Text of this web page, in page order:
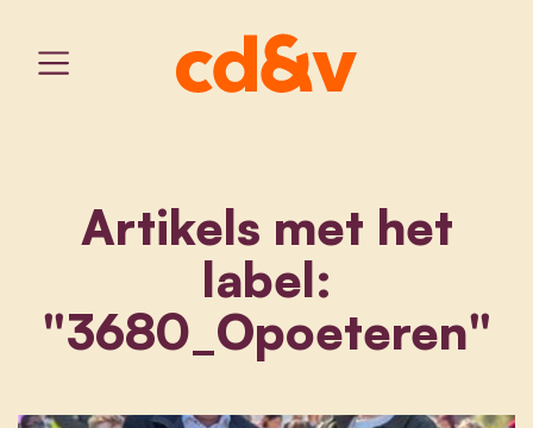
Artikels met het
label:
"3680_Opoeteren"